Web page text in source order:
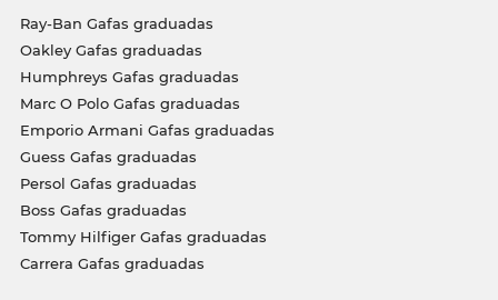
Ray-Ban Gafas graduadas
Oakley Gafas graduadas
Humphreys Gafas graduadas
Marc O Polo Gafas graduadas
Emporio Armani Gafas graduadas
Guess Gafas graduadas
Persol Gafas graduadas
Boss Gafas graduadas
Tommy Hilfiger Gafas graduadas
Carrera Gafas graduadas